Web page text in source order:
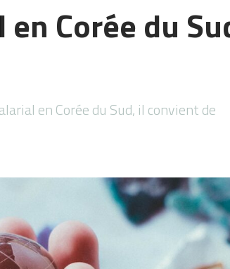
Corée du
en Corée du Sud, il convient de